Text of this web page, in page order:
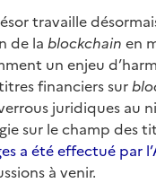
travaille
de la blockchain en
un enjeu
financiers sur
juridiques au
sur le champ des
a été effectué par
à venir.